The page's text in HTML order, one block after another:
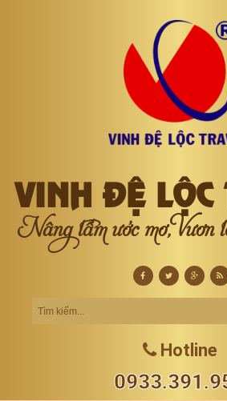
VINH ĐỆ LỘC
Nâng tầm ước mơ,
Hotline